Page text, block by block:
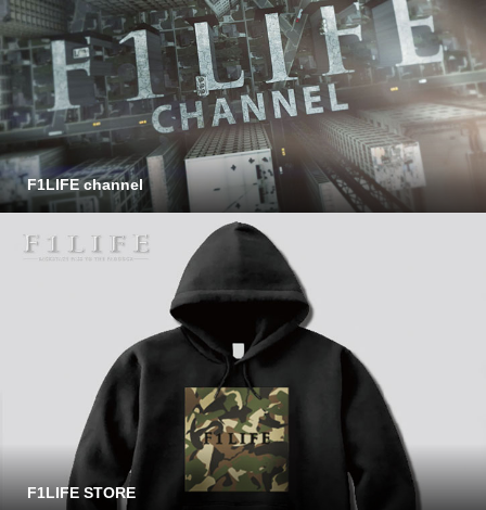
F1LIFE channel
F1LIFE STORE